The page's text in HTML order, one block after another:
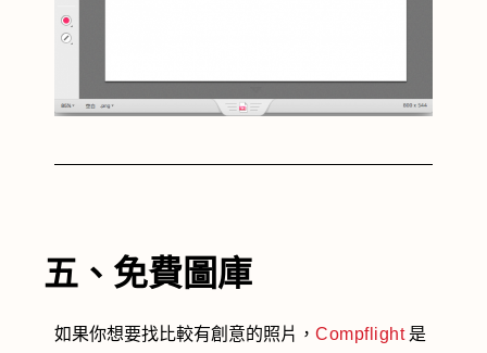
五、免費圖庫
如果你想要找比較有創意的照片， Compflight是